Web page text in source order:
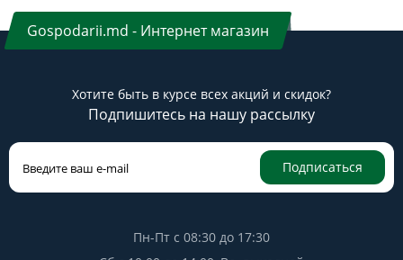
Gospodarii.md - Интернет магазин
Хотите быть в курсе всех акций и скидок?
Подпишитесь на нашу рассылку
Подписаться
Пн-Пт с 08:30 до 17:30